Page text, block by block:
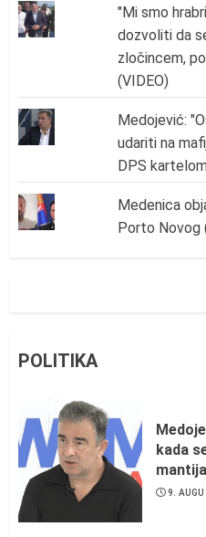
"Mi smo
dozvoliti da
zločincem,
(VIDEO)
Medojević:
udariti na
DPS
Medenica
Porto Novog
POLITIKA
kada
9.